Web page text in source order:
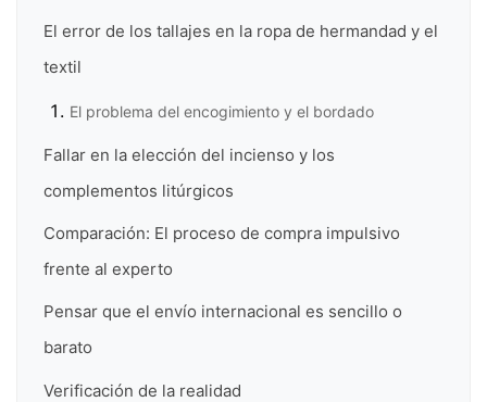
El error de los tallajes en la ropa de hermandad y el
textil
El problema del encogimiento y el bordado
Fallar en la elección del incienso y los
complementos litúrgicos
Comparación: El proceso de compra impulsivo
frente al experto
Pensar que el envío internacional es sencillo o
barato
Verificación de la realidad